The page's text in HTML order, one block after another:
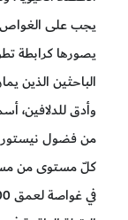
يجب على الغواص
يصورها كرابطة
الباحثين الذين
وأدق للدلافين،
من فضول نيستور
كلّ مستوى من